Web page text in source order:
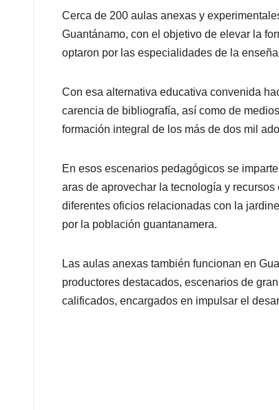
Cerca de 200 aulas anexas y
Guantánamo, con el objetivo de elevar la
optaron por las especialidades de la
Con esa alternativa educativa convenida
carencia de bibliografía, así como de
formación integral de los más de dos mil
En esos escenarios pedagógicos se
aras de aprovechar la tecnología y
diferentes oficios relacionadas con la
por la población guantanamera.
Las aulas anexas también funcionan en
productores destacados, escenarios de
calificados, encargados en impulsar el